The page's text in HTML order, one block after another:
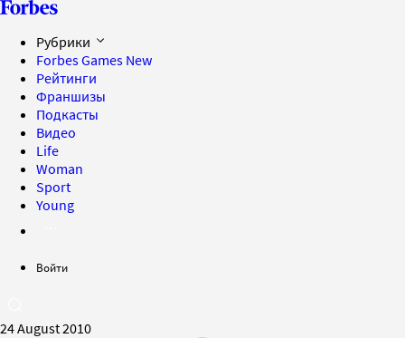
Рубрики
Forbes Games New
Рейтинги
Франшизы
Подкасты
Видео
Life
Woman
Sport
Young
Войти
24 August 2010